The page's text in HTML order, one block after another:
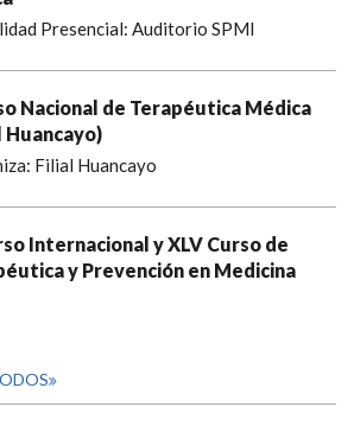
Presencial: Auditorio SPMI
Nacional de Terapéutica Médica
Huancayo)
Filial Huancayo
Internacional y XLV Curso de
y Prevención en Medicina